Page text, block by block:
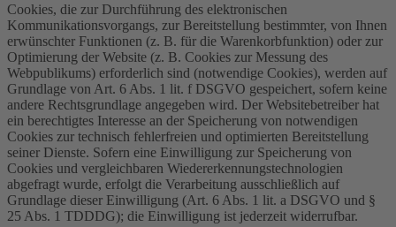
Cookies, die zur Durchführung des elektronischen
Kommunikationsvorgangs, zur Bereitstellung bestimmter, von Ihnen
erwünschter Funktionen (z. B. für die Warenkorbfunktion) oder zur
Optimierung der Website (z. B. Cookies zur Messung des
Webpublikums) erforderlich sind (notwendige Cookies), werden auf
Grundlage von Art. 6 Abs. 1 lit. f DSGVO gespeichert, sofern keine
andere Rechtsgrundlage angegeben wird. Der Websitebetreiber hat
ein berechtigtes Interesse an der Speicherung von notwendigen
Cookies zur technisch fehlerfreien und optimierten Bereitstellung
seiner Dienste. Sofern eine Einwilligung zur Speicherung von
Cookies und vergleichbaren Wiedererkennungstechnologien
abgefragt wurde, erfolgt die Verarbeitung ausschließlich auf
Grundlage dieser Einwilligung (Art. 6 Abs. 1 lit. a DSGVO und §
25 Abs. 1 TDDDG); die Einwilligung ist jederzeit widerrufbar.